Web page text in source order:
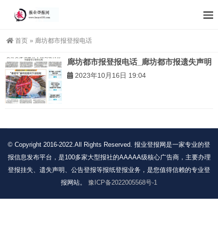
首页 » 廊坊都市报登报电话
廊坊都市报登报电话_廊坊都市报遗失声明
2023年10月16日 19:04
© Copyright 2016-2022.All Rights Reserved. 报业登报网是一家专业的登
报信息发布平台，是100多家大型报社的AAAAA级核心广告商，主要办理
登报挂失、遗失声明、公告登报等报纸登报业务，是您值得信赖的专业登
报网站。 豫ICP备2022005568号-1